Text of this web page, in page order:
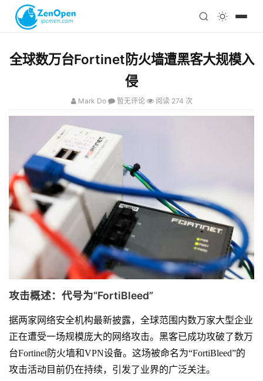
科技
心理
注册
全球数万台Fortinet防火墙遭黑客大规模入
侵
Mark Do 暂无评论 阅读 274 次
攻击概述：代号为“FortiBleed”
据两家网络安全机构最新披露，全球范围内数万家大型企业
正在遭受一场规模庞大的网络攻击。黑客已成功攻破了数万
台Fortinet防火墙和VPN设备。这场被命名为“FortiBleed”的
攻击活动目前仍在持续，引发了业界的广泛关注。